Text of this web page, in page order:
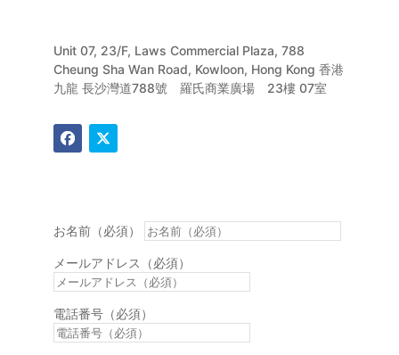
Unit 07, 23/F, Laws Commercial Plaza, 788
Cheung Sha Wan Road, Kowloon, Hong Kong 香港
九龍 長沙灣道788號 羅氏商業廣場 23樓 07室
お名前（必須）
メールアドレス（必須）
電話番号（必須）